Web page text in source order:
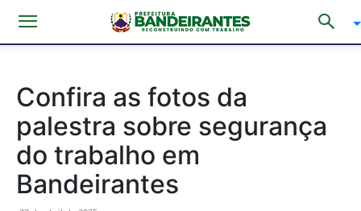
Confira as fotos da
palestra sobre segurança
do trabalho em
Bandeirantes